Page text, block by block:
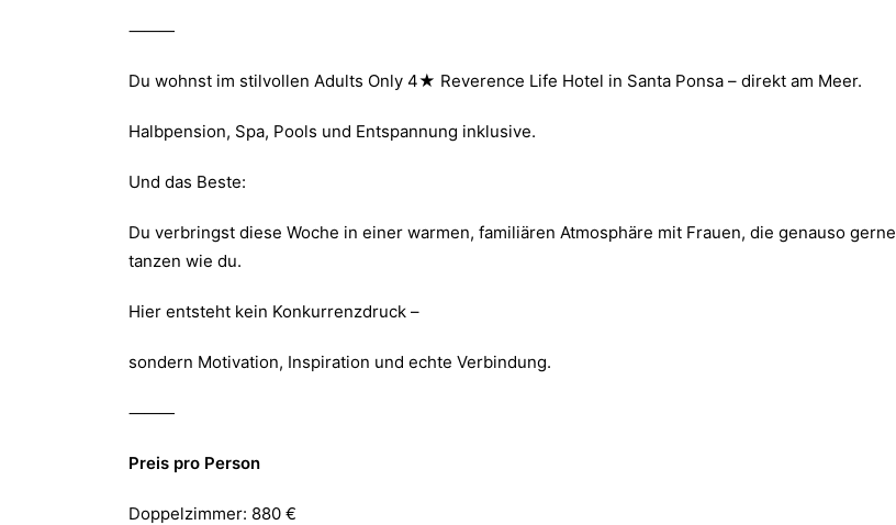
⸻
Du wohnst im stilvollen Adults Only 4★ Reverence Life Hotel in Santa Ponsa – direkt am Meer.
Halbpension, Spa, Pools und Entspannung inklusive.
Und das Beste:
Du verbringst diese Woche in einer warmen, familiären Atmosphäre mit Frauen, die genauso gerne
tanzen wie du.
Hier entsteht kein Konkurrenzdruck –
sondern Motivation, Inspiration und echte Verbindung.
⸻
Preis pro Person
Doppelzimmer: 880 €